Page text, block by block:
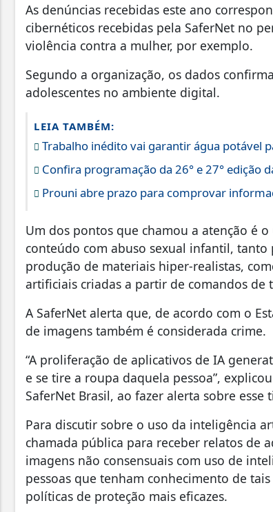
As denúncias recebidas este ano
cibernéticos recebidas pela SaferNet no
violência contra a mulher, por exemplo.
Segundo a organização, os dados
adolescentes no ambiente digital.
LEIA TAMBÉM:
Trabalho inédito vai garantir água potável
Confira programação da 26° e 27° edição
Prouni abre prazo para comprovar
Um dos pontos que chamou a atenção é
conteúdo com abuso sexual infantil,
produção de materiais hiper-realistas,
artificiais criadas a partir de comandos de
A SaferNet alerta que, de acordo com o
de imagens também é considerada crime.
“A proliferação de aplicativos de IA
e se tire a roupa daquela pessoa”,
SaferNet Brasil, ao fazer alerta sobre esse
Para discutir sobre o uso da inteligência
chamada pública para receber relatos de
imagens não consensuais com uso de
pessoas que tenham conhecimento de
políticas de proteção mais eficazes.